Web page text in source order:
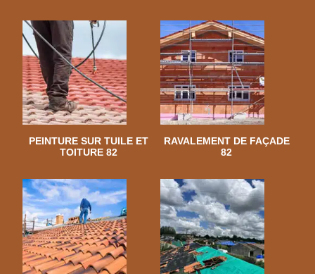
PEINTURE SUR TUILE ET
TOITURE 82
RAVALEMENT DE FAÇADE
82